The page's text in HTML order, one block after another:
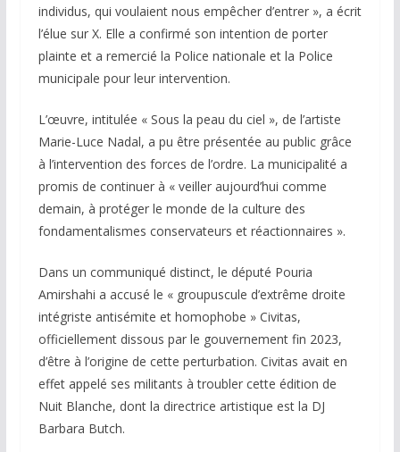
individus, qui voulaient nous empêcher d’entrer », a écrit
l’élue sur X. Elle a confirmé son intention de porter
plainte et a remercié la Police nationale et la Police
municipale pour leur intervention.
L’œuvre, intitulée « Sous la peau du ciel », de l’artiste
Marie-Luce Nadal, a pu être présentée au public grâce
à l’intervention des forces de l’ordre. La municipalité a
promis de continuer à « veiller aujourd’hui comme
demain, à protéger le monde de la culture des
fondamentalismes conservateurs et réactionnaires ».
Dans un communiqué distinct, le député Pouria
Amirshahi a accusé le « groupuscule d’extrême droite
intégriste antisémite et homophobe » Civitas,
officiellement dissous par le gouvernement fin 2023,
d’être à l’origine de cette perturbation. Civitas avait en
effet appelé ses militants à troubler cette édition de
Nuit Blanche, dont la directrice artistique est la DJ
Barbara Butch.